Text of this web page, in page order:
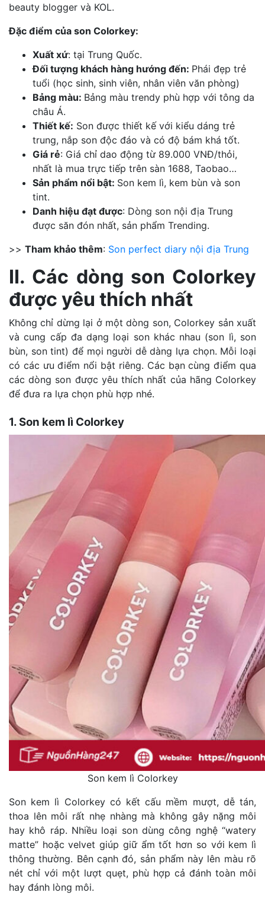
beauty blogger và KOL.
Đặc điểm của son Colorkey:
Xuất xứ: tại Trung Quốc.
Đối tượng khách hàng hướng đến: Phái đẹp trẻ
tuổi (học sinh, sinh viên, nhân viên văn phòng)
Bảng màu: Bảng màu trendy phù hợp với tông da
châu Á.
Thiết kế: Son được thiết kế với kiểu dáng trẻ
trung, nắp son độc đáo và có độ bám khá tốt.
Giá rẻ: Giá chỉ dao động từ 89.000 VNĐ/thỏi,
nhất là mua trực tiếp trên sàn 1688, Taobao…
Sản phẩm nổi bật: Son kem lì, kem bùn và son
tint.
Danh hiệu đạt được: Dòng son nội địa Trung
được săn đón nhất, sản phẩm Trending.
>> Tham khảo thêm: Son perfect diary nội địa Trung
II. Các dòng son Colorkey
được yêu thích nhất
Không chỉ dừng lại ở một dòng son, Colorkey sản xuất
và cung cấp đa dạng loại son khác nhau (son lì, son
bùn, son tint) để mọi người dễ dàng lựa chọn. Mỗi loại
có các ưu điểm nổi bật riêng. Các bạn cùng điểm qua
các dòng son được yêu thích nhất của hãng Colorkey
để đưa ra lựa chọn phù hợp nhé.
1. Son kem lì Colorkey
Son kem lì Colorkey
Son kem lì Colorkey có kết cấu mềm mượt, dễ tán,
thoa lên môi rất nhẹ nhàng mà không gây nặng môi
hay khô ráp. Nhiều loại son dùng công nghệ “watery
matte” hoặc velvet giúp giữ ẩm tốt hơn so với kem lì
thông thường. Bên cạnh đó, sản phẩm này lên màu rõ
nét chỉ với một lượt quẹt, phù hợp cả đánh toàn môi
hay đánh lòng môi.